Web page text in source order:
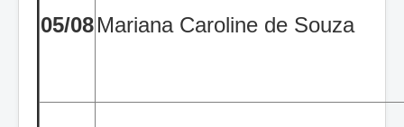
05/08Mariana Caroline de Souza